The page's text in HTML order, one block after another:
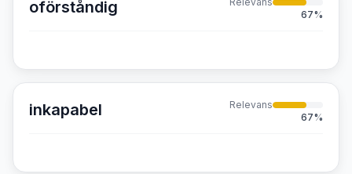
oförståndig
67%
inkapabel
Relevans
67%